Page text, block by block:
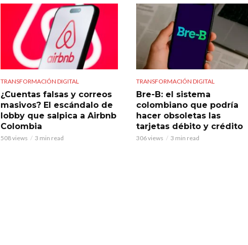
TRANSFORMACIÓN DIGITAL
¿Cuentas falsas y correos
masivos? El escándalo de
lobby que salpica a Airbnb
Colombia
508 views 3 min read
TRANSFORMACIÓN DIGITAL
Bre-B: el sistema
colombiano que podría
hacer obsoletas las
tarjetas débito y crédito
306 views 3 min read